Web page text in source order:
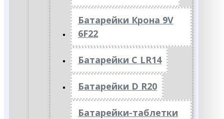
Батарейки Крона 9V
6F22
Батарейки C LR14
Батарейки D R20
Батарейки-таблетки